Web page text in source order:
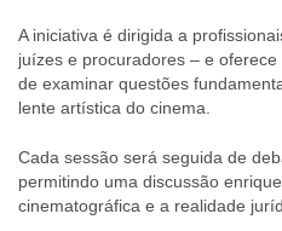
A iniciativa é dirigida a
juízes e procuradores – e
de examinar questões
lente artística do cinema.
Cada sessão será seguida de
permitindo uma discussão
cinematográfica e a realidade